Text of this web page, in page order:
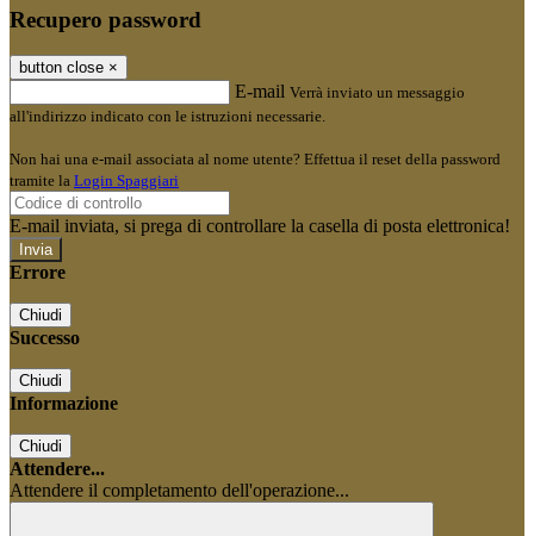
Recupero password
button close ×
E-mail Verrà inviato un messaggio
all'indirizzo indicato con le istruzioni necessarie.
Non hai una e-mail associata al nome utente? Effettua il reset della password
tramite la Login Spaggiari
E-mail inviata, si prega di controllare la casella di posta elettronica!
Errore
Chiudi
Successo
Chiudi
Informazione
Chiudi
Attendere...
Attendere il completamento dell'operazione...